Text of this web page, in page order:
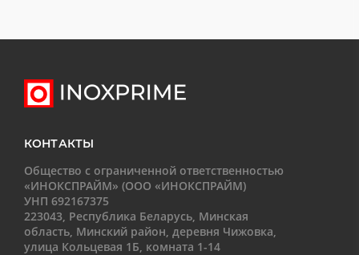
КОНТАКТЫ
Общество с ограниченной ответственностью
«ИНОКСПРАЙМ» (ООО «ИНОКСПРАЙМ)
УНП 692167375
223043, Республика Беларусь, Минская
область, Минский район, деревня Чижовка,
улица Кольцевая 1Б, комната 1-14